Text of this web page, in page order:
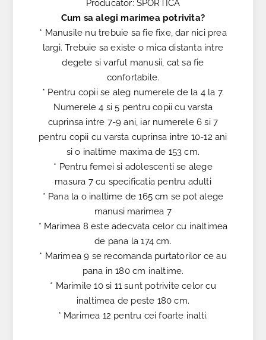
Producator: SPORTICA
Cum sa alegi marimea potrivita?
* Manusile nu trebuie sa fie fixe, dar nici prea
largi. Trebuie sa existe o mica distanta intre
degete si varful manusii, cat sa fie
confortabile.
* Pentru copii se aleg numerele de la 4 la 7.
Numerele 4 si 5 pentru copii cu varsta
cuprinsa intre 7-9 ani, iar numerele 6 si 7
pentru copii cu varsta cuprinsa intre 10-12 ani
si o inaltime maxima de 153 cm.
* Pentru femei si adolescenti se alege
masura 7 cu specificatia pentru adulti
* Pana la o inaltime de 165 cm se pot alege
manusi marimea 7
* Marimea 8 este adecvata celor cu inaltimea
de pana la 174 cm.
* Marimea 9 se recomanda purtatorilor ce au
pana in 180 cm inaltime.
* Marimile 10 si 11 sunt potrivite celor cu
inaltimea de peste 180 cm.
* Marimea 12 pentru cei foarte inalti.